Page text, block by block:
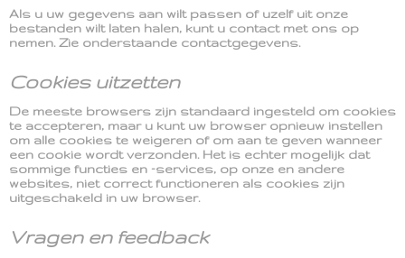
Als u uw gegevens aan wilt passen of uzelf uit onze
bestanden wilt laten halen, kunt u contact met ons op
nemen. Zie onderstaande contactgegevens.
Cookies uitzetten
De meeste browsers zijn standaard ingesteld om cookies
te accepteren, maar u kunt uw browser opnieuw instellen
om alle cookies te weigeren of om aan te geven wanneer
een cookie wordt verzonden. Het is echter mogelijk dat
sommige functies en –services, op onze en andere
websites, niet correct functioneren als cookies zijn
uitgeschakeld in uw browser.
Vragen en feedback